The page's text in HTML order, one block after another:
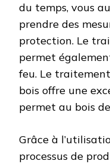
du temps, vous
prendre des
protection. Le
permet
feu. Le
bois offre une
permet au bois
Grâce à
processus de